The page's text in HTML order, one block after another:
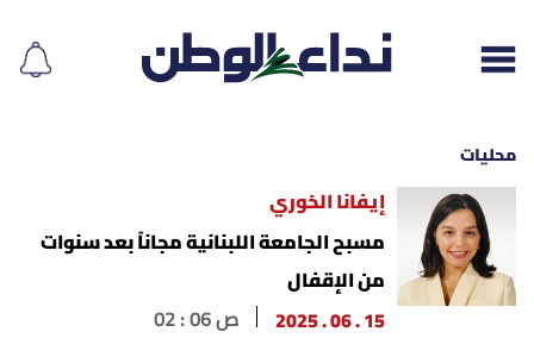
إقرأ الجريدة
لبنان
محليات
إيفانا الخوري
مسبح الجامعة اللبنانية مجاناً بعد سنوات
من الإقفال
15 . 06 . 2025
02 : 06 ص